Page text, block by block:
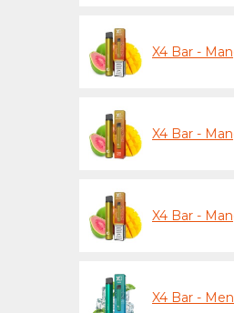
X4 Bar -
X4 Bar -
X4 Bar -
X4 Bar -